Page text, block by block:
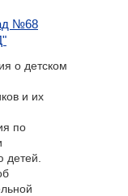
№68
о детском
и их
по
детей.